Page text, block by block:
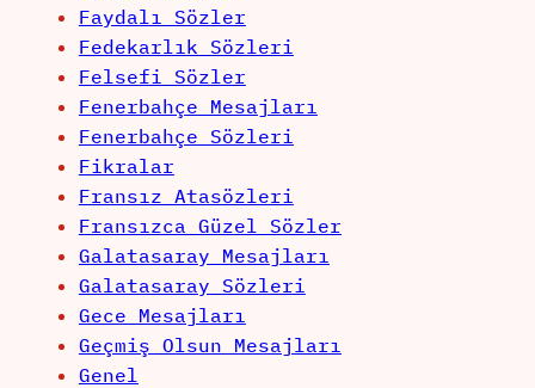
Faydalı Sözler
Fedekarlık Sözleri
Felsefi Sözler
Fenerbahçe Mesajları
Fenerbahçe Sözleri
Fikralar
Fransız Atasözleri
Fransızca Güzel Sözler
Galatasaray Mesajları
Galatasaray Sözleri
Gece Mesajları
Geçmiş Olsun Mesajları
Genel